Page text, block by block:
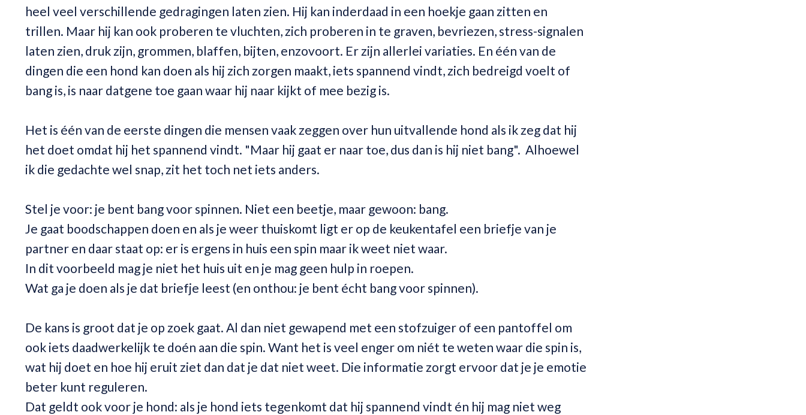
heel veel verschillende gedragingen laten zien. Hij kan inderdaad in een hoekje gaan zitten en
trillen. Maar hij kan ook proberen te vluchten, zich proberen in te graven, bevriezen, stress-signalen
laten zien, druk zijn, grommen, blaffen, bijten, enzovoort. Er zijn allerlei variaties. En één van de
dingen die een hond kan doen als hij zich zorgen maakt, iets spannend vindt, zich bedreigd voelt of
bang is, is naar datgene toe gaan waar hij naar kijkt of mee bezig is.
Het is één van de eerste dingen die mensen vaak zeggen over hun uitvallende hond als ik zeg dat hij
het doet omdat hij het spannend vindt. "Maar hij gaat er naar toe, dus dan is hij niet bang". Alhoewel
ik die gedachte wel snap, zit het toch net iets anders.
Stel je voor: je bent bang voor spinnen. Niet een beetje, maar gewoon: bang.
Je gaat boodschappen doen en als je weer thuiskomt ligt er op de keukentafel een briefje van je
partner en daar staat op: er is ergens in huis een spin maar ik weet niet waar.
In dit voorbeeld mag je niet het huis uit en je mag geen hulp in roepen.
Wat ga je doen als je dat briefje leest (en onthou: je bent écht bang voor spinnen).
De kans is groot dat je op zoek gaat. Al dan niet gewapend met een stofzuiger of een pantoffel om
ook iets daadwerkelijk te doén aan die spin. Want het is veel enger om niét te weten waar die spin is,
wat hij doet en hoe hij eruit ziet dan dat je dat niet weet. Die informatie zorgt ervoor dat je je emotie
beter kunt reguleren.
Dat geldt ook voor je hond: als je hond iets tegenkomt dat hij spannend vindt én hij mag niet weg